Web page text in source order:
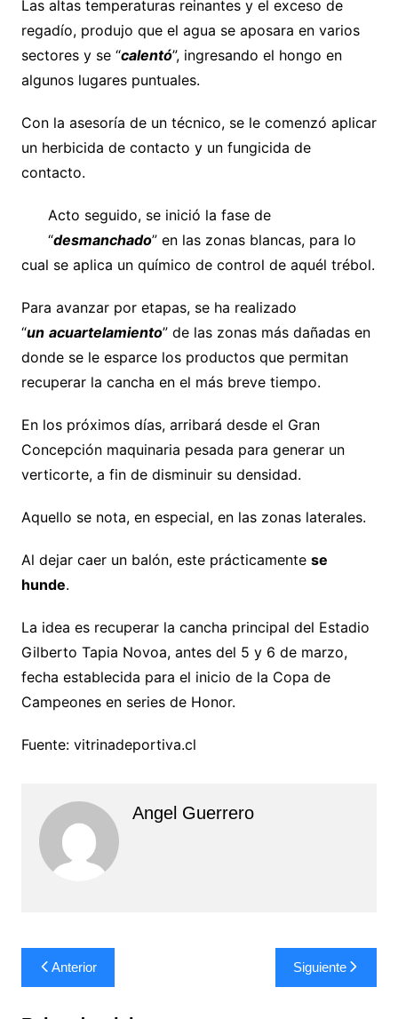
Las altas temperaturas reinantes y el exceso de
regadío, produjo que el agua se aposara en varios
sectores y se “calentó”, ingresando el hongo en
algunos lugares puntuales.
Con la asesoría de un técnico, se le comenzó aplicar
un herbicida de contacto y un fungicida de
contacto.
Acto seguido, se inició la fase de
“desmanchado” en las zonas blancas, para lo
cual se aplica un químico de control de aquél trébol.
Para avanzar por etapas, se ha realizado
“un acuartelamiento” de las zonas más dañadas en
donde se le esparce los productos que permitan
recuperar la cancha en el más breve tiempo.
En los próximos días, arribará desde el Gran
Concepción maquinaria pesada para generar un
verticorte, a fin de disminuir su densidad.
Aquello se nota, en especial, en las zonas laterales.
Al dejar caer un balón, este prácticamente se
hunde.
La idea es recuperar la cancha principal del Estadio
Gilberto Tapia Novoa, antes del 5 y 6 de marzo,
fecha establecida para el inicio de la Copa de
Campeones en series de Honor.
Fuente: vitrinadeportiva.cl
Angel Guerrero
Navegación
de
Anterior Siguiente